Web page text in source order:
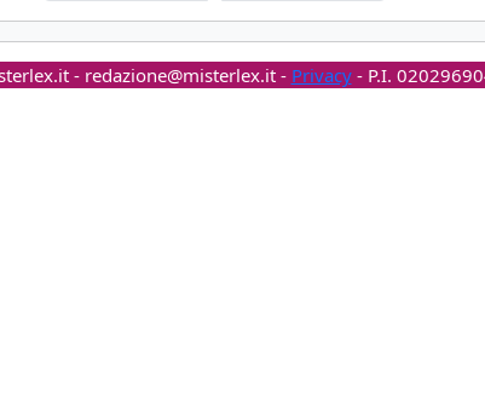
- redazione@misterlex.it- Privacy- P.I.